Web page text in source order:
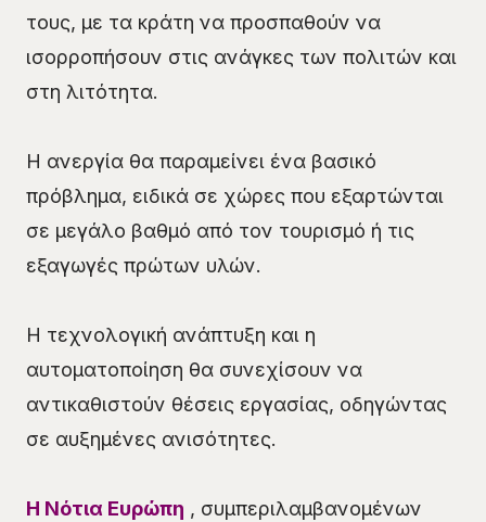
τους, με τα κράτη να προσπαθούν να
ισορροπήσουν στις ανάγκες των πολιτών και
στη λιτότητα.
Η ανεργία θα παραμείνει ένα βασικό
πρόβλημα, ειδικά σε χώρες που εξαρτώνται
σε μεγάλο βαθμό από τον τουρισμό ή τις
εξαγωγές πρώτων υλών.
Η τεχνολογική ανάπτυξη και η
αυτοματοποίηση θα συνεχίσουν να
αντικαθιστούν θέσεις εργασίας, οδηγώντας
σε αυξημένες ανισότητες.
Η Νότια Ευρώπη , συμπεριλαμβανομένων